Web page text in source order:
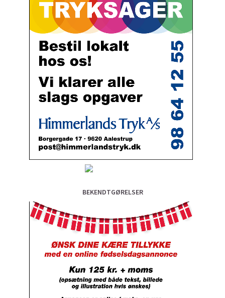
BEKENDTGØRELSER